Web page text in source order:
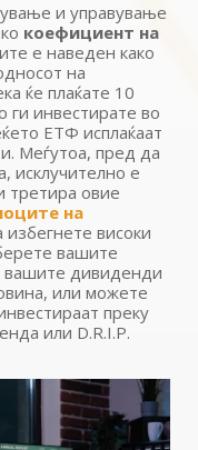
и управување
коефициент на
е наведен како
на
ќе плаќате 10
ги инвестирате во
ЕТФ исплаќаат
Меѓутоа, пред да
исклучително е
третира овие
на
избегнете високи
вашите
дивиденди
или можете
преку
или D.R.I.P.